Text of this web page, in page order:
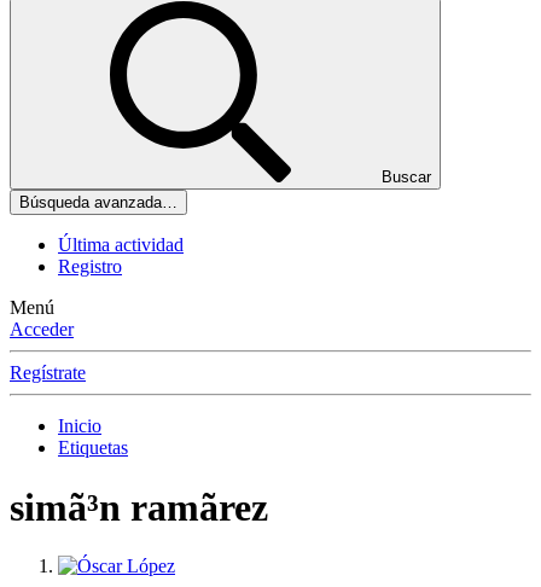
Buscar
Búsqueda avanzada…
Última actividad
Registro
Menú
Acceder
Regístrate
Inicio
Etiquetas
simã³n ramã­rez